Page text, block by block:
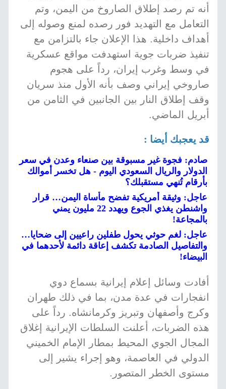
أنه تم رصد إطلاق الصاروخ من اليمن، وتم
التعامل مع التهديد فور رصده لمنع وصوله إلى
أهداف داخلية. هذا الإعلان جاء بالتزامن مع
تنفيذ ضربات جوية استهدفت مواقع عسكرية
في وسط وغرب إيران، رداً على هجوم
صاروخي إيراني وصف بأنه الأول منذ سريان
وقف إطلاق النار بين الجانبين في الثامن من
أبريل الماضي.
قد يعجبك أيضا :
صادم: فجوة غير مسبوقة بين صنعاء وعدن في سعر
الدولار والريال السعودي اليوم - هل تخسر أموالك
بأرقام تُنهي مستقبلك؟
عاجل: وثيقة أمريكية تفضح مأساة اليمن… قرار
واشنطن يغذي الجوع ويهدد 22 مليون يمني
بالمجاعة!
عاجل: لغم حوثي يحول طفلين راعيين إلى ضحايا…
والتفاصيل الصادمة تكشف إعاقة دائمة لأحدهما في
البيضاء!
أفادت وسائل إعلام إيرانية بسماع دوي
انفجارات في عدة مدن، بما في ذلك طهران
وكرج وأصفهان وتبريز وكرمانشاه. رداً على
هذه الضربات، أعلنت السلطات الإيرانية إغلاق
المجال الجوي المحيط بمطار الإمام الخميني
الدولي في العاصمة، وهو إجراء يشير إلى
مستوى الخطر المتصور.